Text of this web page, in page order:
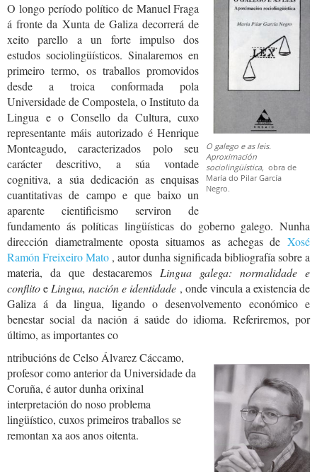
O galego e as leis.
Aproximación
sociolingüística, obra de
María do Pilar García
Negro.
O longo período político de Manuel Fraga
á fronte da Xunta de Galiza decorrerá de
xeito parello a un forte impulso dos
estudos sociolingüísticos. Sinalaremos en
primeiro termo, os traballos promovidos
desde a troica conformada pola
Universidade de Compostela, o Instituto da
Lingua e o Consello da Cultura, cuxo
representante máis autorizado é Henrique
Monteagudo, caracterizados polo seu
carácter descritivo, a súa vontade
cognitiva, a súa dedicación as enquisas
cuantitativas de campo e que baixo un
aparente cientificismo serviron de
fundamento ás políticas lingüísticas do goberno galego. Nunha
dirección diametralmente oposta situamos as achegas de Xosé
Ramón Freixeiro Mato , autor dunha significada bibliografía sobre a
materia, da que destacaremos Lingua galega: normalidade e
conflitoe Lingua, nación e identidade , onde vincula a existencia de
Galiza á da lingua, ligando o desenvolvemento económico e
benestar social da nación á saúde do idioma. Referiremos, por
último, as importantes co
ntribucións de Celso Álvarez Cáccamo,
profesor como anterior da Universidade da
Coruña, é autor dunha orixinal
interpretación do noso problema
lingüístico, cuxos primeiros traballos se
remontan xa aos anos oitenta.